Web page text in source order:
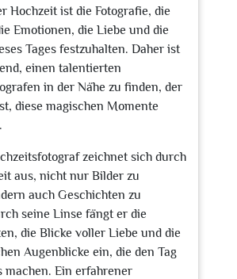
Hochzeit ist die Fotografie, die
Emotionen, die Liebe und die
Tages festzuhalten. Daher ist
einen talentierten
in der Nähe zu finden, der
diese magischen Momente
zeichnet sich durch
aus, nicht nur Bilder zu
auch Geschichten zu
seine Linse fängt er die
die Blicke voller Liebe und die
Augenblicke ein, die den Tag
machen. Ein erfahrener